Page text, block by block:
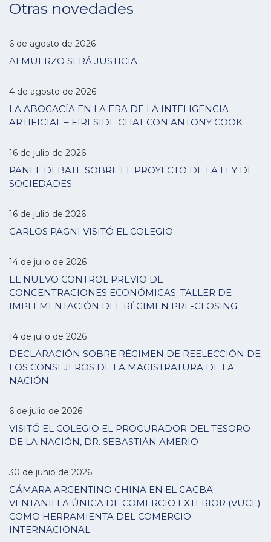
Otras novedades
6 de agosto de 2026
ALMUERZO SERÁ JUSTICIA
4 de agosto de 2026
LA ABOGACÍA EN LA ERA DE LA INTELIGENCIA
ARTIFICIAL – FIRESIDE CHAT CON ANTONY COOK
16 de julio de 2026
PANEL DEBATE SOBRE EL PROYECTO DE LA LEY DE
SOCIEDADES
16 de julio de 2026
CARLOS PAGNI VISITÓ EL COLEGIO
14 de julio de 2026
EL NUEVO CONTROL PREVIO DE
CONCENTRACIONES ECONÓMICAS: TALLER DE
IMPLEMENTACIÓN DEL RÉGIMEN PRE-CLOSING
14 de julio de 2026
DECLARACIÓN SOBRE RÉGIMEN DE REELECCIÓN DE
LOS CONSEJEROS DE LA MAGISTRATURA DE LA
NACIÓN
6 de julio de 2026
VISITÓ EL COLEGIO EL PROCURADOR DEL TESORO
DE LA NACIÓN, DR. SEBASTIÁN AMERIO
30 de junio de 2026
CÁMARA ARGENTINO CHINA EN EL CACBA -
VENTANILLA ÚNICA DE COMERCIO EXTERIOR (VUCE)
COMO HERRAMIENTA DEL COMERCIO
INTERNACIONAL